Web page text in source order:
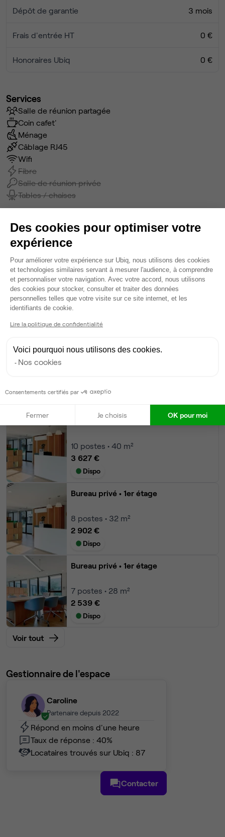
Dépôt de garantie 3 mois
Frais d'entrée HT 0 €
Honoraires Ubiq 0 €
Services
Salle de réunion partagée
Coin cafet'
Ménage
Câblage RJ45
Wifi
Fibre
Salle de réunion privée
Tables / chaises
Ma sélection de bureau
Bureau privé
15postes • 60 m²
5 441 €
Dispo
Bureau privé • 1er étage
Bureau privé• 1er étage
10 postes • 40 m²
3 627 €
Dispo
Bureau privé • 1er étage
8 postes • 32 m²
2 902 €
Dispo
Bureau privé • 1er étage
7 postes • 28 m²
2 539 €
Dispo
Voir tout
Gestionnaire de l'espace
Caroline
Partenaire depuis 2022
Répond en moins d'une heure
Taux de réponse : 40%
Locataires trouvés sur Ubiq : 87
Contacter
Des cookies pour optimiser votre
expérience
Plateforme de Gestion du
Pour améliorer votre expérience sur Ubiq, nous utilisons des cookies
et technologies similaires servant à mesurer l'audience, à comprendre
et personnaliser votre navigation. Avec votre accord, nous utilisons
des cookies pour stocker, consulter et traiter des données
personnelles telles que votre visite sur ce site internet, et les
identifiants de cookie.
Lire la politique de confidentialité
Voici pourquoi nous utilisons des cookies.
Nos cookies
Consentements certifiés par
Fermer Je choisis OK pour moi